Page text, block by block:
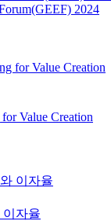
2024
Value Creation
이자율